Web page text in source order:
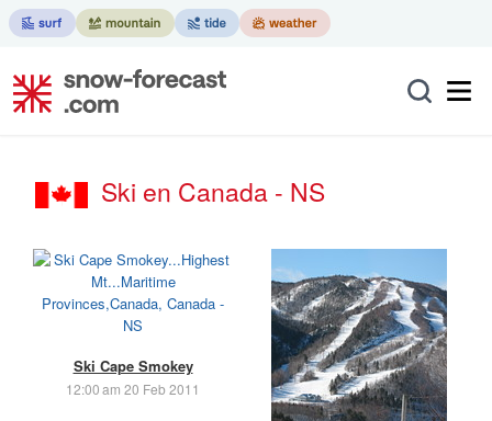
Ski en Canada - NS
Ski Cape Smokey
12:00 am 20 Feb 2011